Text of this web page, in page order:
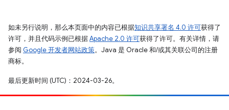
如未另行说明，那么本页面中的内容已根据知识共享署名 4.0 许可获得了
许可，并且代码示例已根据Apache 2.0 许可获得了许可。有关详情，请
参阅 Google 开发者网站政策。Java 是 Oracle 和/或其关联公司的注册
商标。
最后更新时间 (UTC)：2024-03-26。